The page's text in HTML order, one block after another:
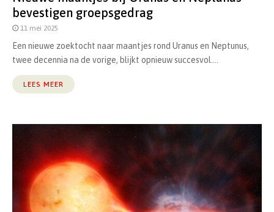
bevestigen groepsgedrag
11 mei 2025
Een nieuwe zoektocht naar maantjes rond Uranus en Neptunus,
twee decennia na de vorige, blijkt opnieuw succesvol....
LEES MEER